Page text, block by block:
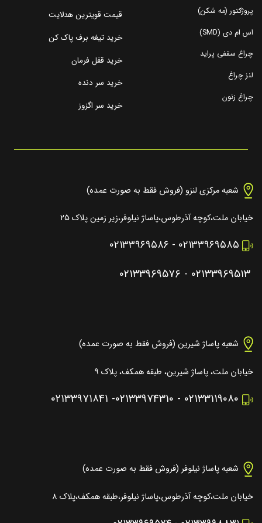
پروژکتور (مه شکن)
اس ام دی (SMD)
چراغ سقفی پراید
لنز چراغ
چراغ زنون
قیمت قویترین هدلایت
خرید تیغه برف پاک کن
خرید قفل فرمان
خرید سر دنده
خرید سر اگزوز
شعبه مرکزی لنزو (فروش فقط به صورت عمده)
خیابان ملت،کوچه آذرطوس،پاساژ نیلوفر،زیر زمین پلاک ۲۵
۰۲۱۳۳۹۶۹۵۸۵ - ۰۲۱۳۳۹۶۹۵۸۶
۰۲۱۳۳۹۶۹۵۱۳ - ۰۲۱۳۳۹۶۹۵۷۶
شعبه پاساژ شیرین (فروش فقط به صورت عمده)
خیابان ملت، پاساژ شیرین، طبقه همکف، پلاک ۹
۰۲۱۳۳۱۱۹۰۸۰ - ۰۲۱۳۳۹۷۴۳۱۰- ۰۲۱۳۳۹۷۱۸۴۱
شعبه پاساژ نیلوفر (فروش فقط به صورت عمده)
خیابان ملت،کوچه آذرطوس،پاساژ نیلوفر،طبقه همکف،پلاک ۸